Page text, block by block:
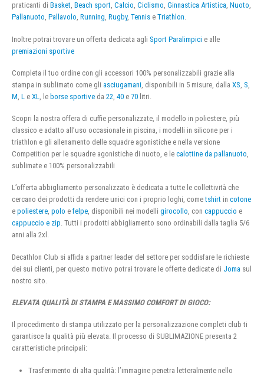
praticanti di Basket, Beach sport, Calcio, Ciclismo, Ginnastica Artistica, Nuoto,
Pallanuoto, Pallavolo, Running, Rugby, Tennis e Triathlon.
Inoltre potrai trovare un offerta dedicata agli Sport Paralimpici e alle
premiazioni sportive
Completa il tuo ordine con gli accessori 100% personalizzabili grazie alla
stampa in sublimato come gli asciugamani , disponibili in 5 misure, dalla XS S
M L e XL , le borse sportive da 22 40 e 70 litri.
Scopri la nostra offera di cuffie personalizzate, il modello in poliestere, più
classico e adatto all’uso occasionale in piscina, i modelli in silicone per i
triathlon e gli allenamento delle squadre agonistiche e nella versione
Competition per le squadre agonistiche di nuoto, e le calottine da pallanuoto,
sublimate e 100% personalizzabili
L’offerta abbigliamento personalizzato è dedicata a tutte le collettività che
cercano dei prodotti da rendere unici con i proprio loghi, cometshirt in cotone
e poliestere, polo e felpe, disponibili nei modelli girocollo, con cappuccio e
cappuccio e zip. Tutti i prodotti abbigliamento sono ordinabili dalla taglia 5/6
anni alla 2xl.
Decathlon Club si affida a partner leader del settore per soddisfare le richieste
dei sui clienti, per questo motivo potrai trovare le offerte dedicate di Joma sul
nostro sito.
ELEVATA QUALITÀ DI STAMPA E MASSIMO COMFORT DI GIOCO:
Il procedimento di stampa utilizzato per la personalizzazione completi club ti
garantisce la qualità più elevata. Il processo di SUBLIMAZIONE presenta 2
caratteristiche principali:
Trasferimento di alta qualità: l’immagine penetra letteralmente nello